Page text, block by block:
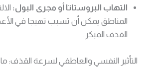
التهاب البروستاتا أو مجرى البول:
المناطق يمكن أن تسبب تهيجا في
القذف المبكر.
التأثير النفسي والعاطفي لسرعة القذف: ما